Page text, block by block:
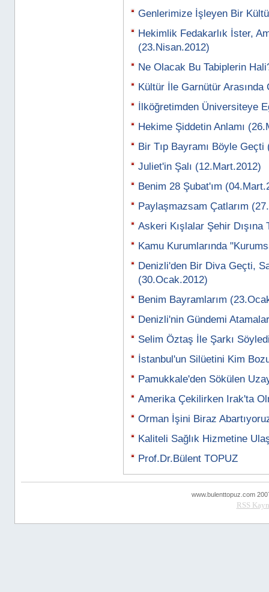
Genlerimize İşleyen Bir
Hekimlik Fedakarlık İster,
(23.Nisan.2012)
Ne Olacak Bu Tabiplerin
Kültür İle Garnütür
İlköğretimden Üniversiteye
Hekime Şiddetin Anlamı
Bir Tıp Bayramı Böyle
Juliet'in Şalı (12.Mart.2012)
Benim 28 Şubat'ım
Paylaşmazsam Çatlarım
Askeri Kışlalar Şehir Dışına
Kamu Kurumlarında
Denizli'den Bir Diva Geçti,
(30.Ocak.2012)
Benim Bayramlarım
Denizli'nin Gündemi
Selim Öztaş İle Şarkı
İstanbul'un Silüetini Kim
Pamukkale'den Sökülen
Amerika Çekilirken Irak'ta
Orman İşini Biraz
Kaliteli Sağlık Hizmetine
Prof.Dr.Bülent TOPUZ
www.bulenttopuz.com
RSS